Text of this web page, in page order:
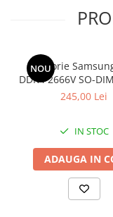
Carcase server
Procesoare server
Periferice PC
Hard Disk-uri & SSD-
NOU
Memorie
DDR4 2666V SO-
245,00 Lei
IN STOC
ADAUGA IN